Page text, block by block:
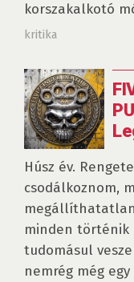
korszakalkotó
kritika
Húsz év.
csodálkoznom,
minden történik
tudomásul
nemrég még